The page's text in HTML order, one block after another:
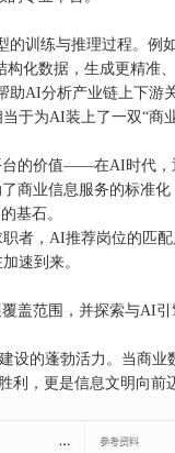
训练与推理过程。例
化数据，生成更精准
AI分析产业链上下游
为AI装上了一双“商业
的价值——在AI时代，
商业信息服务的标准
基石。
者，AI推荐岗位的匹
速到来。
盖范围，并探索与AI引
设的蓬勃活力。当商
，更是信息文明向前